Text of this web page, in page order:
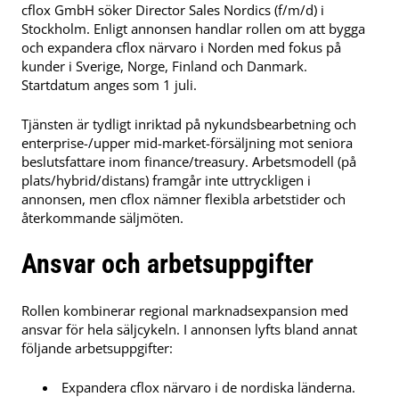
cflox GmbH söker Director Sales Nordics (f/m/d) i
Stockholm. Enligt annonsen handlar rollen om att bygga
och expandera cflox närvaro i Norden med fokus på
kunder i Sverige, Norge, Finland och Danmark.
Startdatum anges som 1 juli.
Tjänsten är tydligt inriktad på nykundsbearbetning och
enterprise-/upper mid-market-försäljning mot seniora
beslutsfattare inom finance/treasury. Arbetsmodell (på
plats/hybrid/distans) framgår inte uttryckligen i
annonsen, men cflox nämner flexibla arbetstider och
återkommande säljmöten.
Ansvar och arbetsuppgifter
Rollen kombinerar regional marknadsexpansion med
ansvar för hela säljcykeln. I annonsen lyfts bland annat
följande arbetsuppgifter:
Expandera cflox närvaro i de nordiska länderna.